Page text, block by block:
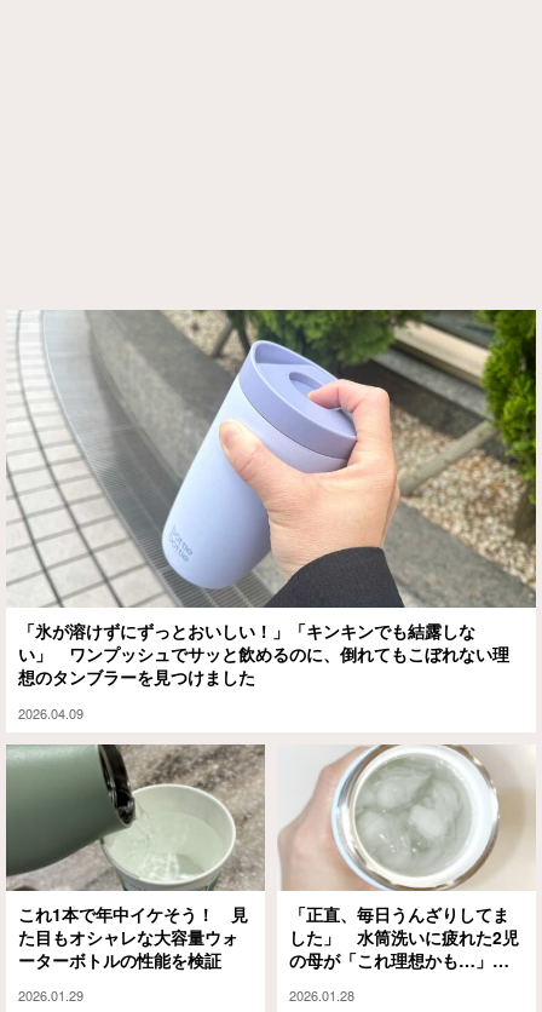
「氷が溶けずにずっとおいしい！」「キンキンでも結露しな
い」 ワンプッシュでサッと飲めるのに、倒れてもこぼれない理
想のタンブラーを見つけました
2026.04.09
これ1本で年中イケそう！ 見
た目もオシャレな大容量ウォ
ーターボトルの性能を検証
2026.01.29
「正直、毎日うんざりしてま
した」 水筒洗いに疲れた2児
の母が「これ理想かも…」と
2026.01.28